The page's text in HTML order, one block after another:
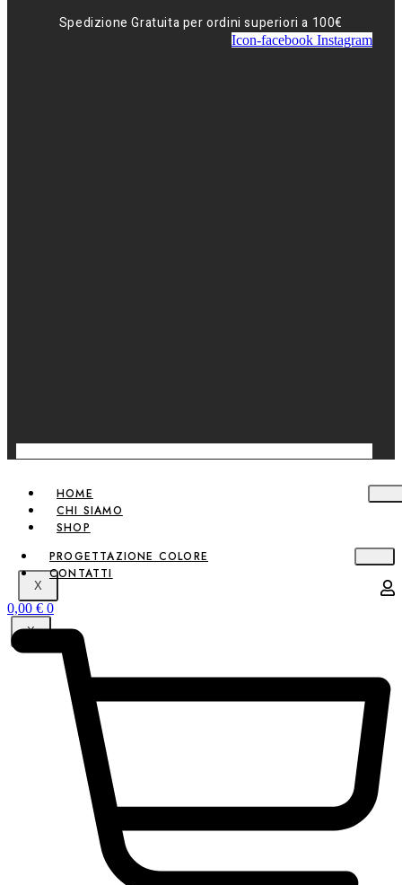
Spedizione Gratuita per ordini superiori a 100€
Icon-facebook Instagram
HOME
CHI SIAMO
SHOP
X
PROGETTAZIONE COLORE
CONTATTI
X
0,00 € 0